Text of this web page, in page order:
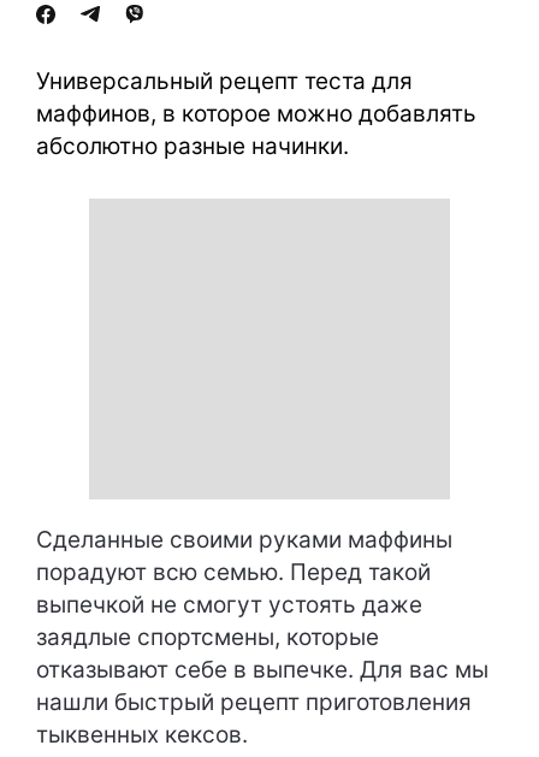
Универсальный рецепт теста для
маффинов, в которое можно добавлять
абсолютно разные начинки.
Сделанные своими руками маффины
порадуют всю семью. Перед такой
выпечкой не смогут устоять даже
заядлые спортсмены, которые
отказывают себе в выпечке. Для вас мы
нашли быстрый рецепт приготовления
тыквенных кексов.